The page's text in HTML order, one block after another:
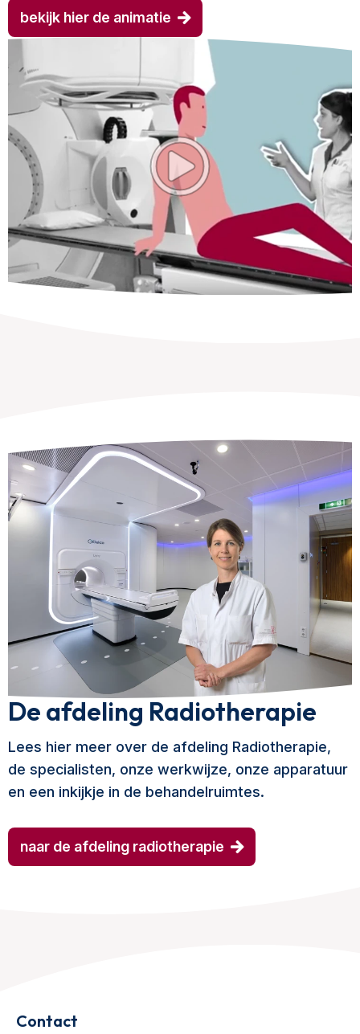
bekijk hier de animatie
De afdeling Radiotherapie
Lees hier meer over de afdeling Radiotherapie,
de specialisten, onze werkwijze, onze apparatuur
en een inkijkje in de behandelruimtes.
naar de afdeling radiotherapie
Contact